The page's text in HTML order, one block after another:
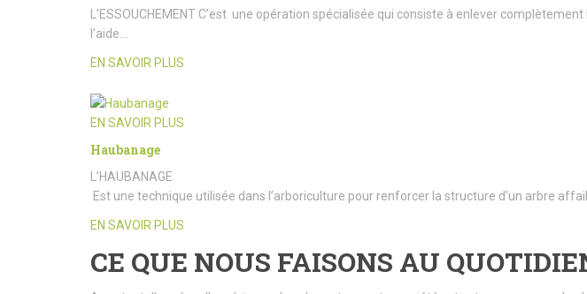
L’ESSOUCHEMENT C’est une opération spécialisée qui consiste à enlever
l’aide…
EN SAVOIR PLUS
EN SAVOIR PLUS
Haubanage
L’HAUBANAGE
Est une technique utilisée dans l’arboriculture pour renforcer la structure d’un arbre
EN SAVOIR PLUS
CE QUE NOUS FAISONS AU